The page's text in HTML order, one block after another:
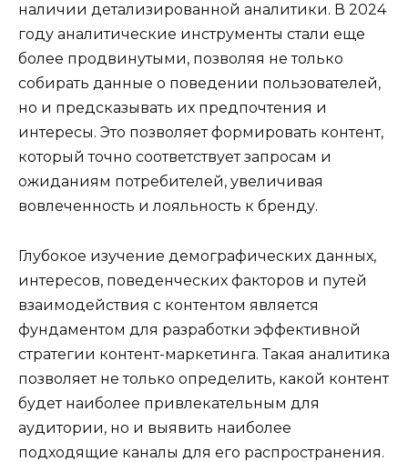
наличии детализированной аналитики. В 2024
году аналитические инструменты стали еще
более продвинутыми, позволяя не только
собирать данные о поведении пользователей,
но и предсказывать их предпочтения и
интересы. Это позволяет формировать контент,
который точно соответствует запросам и
ожиданиям потребителей, увеличивая
вовлеченность и лояльность к бренду.
Глубокое изучение демографических данных,
интересов, поведенческих факторов и путей
взаимодействия с контентом является
фундаментом для разработки эффективной
стратегии контент-маркетинга. Такая аналитика
позволяет не только определить, какой контент
будет наиболее привлекательным для
аудитории, но и выявить наиболее
подходящие каналы для его распространения.